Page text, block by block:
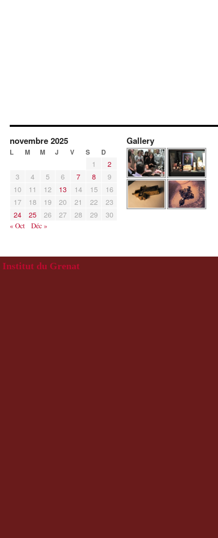
novembre 2025
L M M J V S D
1
2
3
4 5 6 7 8
9
10
11 12 13 14 15
16
17
18 19 20 21 22
23
24
25 26 27 28 29 30
« Oct Déc »
Gallery
Institut du Grenat